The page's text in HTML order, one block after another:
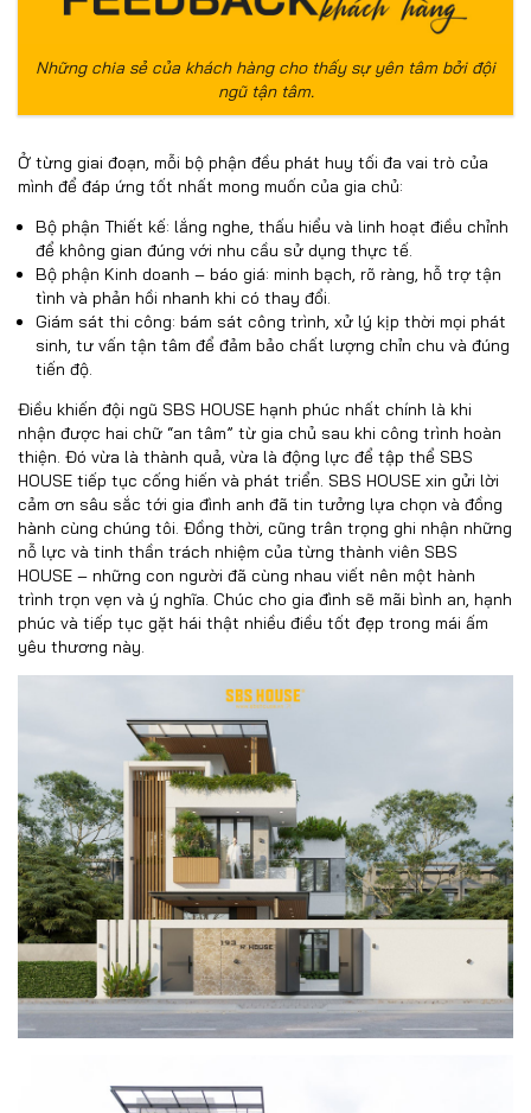
Những chia sẻ của khách hàng cho thấy sự yên tâm bởi đội
ngũ tận tâm.
Ở từng giai đoạn, mỗi bộ phận đều phát huy tối đa vai trò của
mình để đáp ứng tốt nhất mong muốn của gia chủ:
Bộ phận Thiết kế: lắng nghe, thấu hiểu và linh hoạt điều chỉnh
để không gian đúng với nhu cầu sử dụng thực tế.
Bộ phận Kinh doanh – báo giá: minh bạch, rõ ràng, hỗ trợ tận
tình và phản hồi nhanh khi có thay đổi.
Giám sát thi công: bám sát công trình, xử lý kịp thời mọi phát
sinh, tư vấn tận tâm để đảm bảo chất lượng chỉn chu và đúng
tiến độ.
Điều khiến đội ngũ SBS HOUSE hạnh phúc nhất chính là khi
nhận được hai chữ “an tâm” từ gia chủ sau khi công trình hoàn
thiện. Đó vừa là thành quả, vừa là động lực để tập thể SBS
HOUSE tiếp tục cống hiến và phát triển. SBS HOUSE xin gửi lời
cảm ơn sâu sắc tới gia đình anh đã tin tưởng lựa chọn và đồng
hành cùng chúng tôi. Đồng thời, cũng trân trọng ghi nhận những
nỗ lực và tinh thần trách nhiệm của từng thành viên SBS
HOUSE – những con người đã cùng nhau viết nên một hành
trình trọn vẹn và ý nghĩa. Chúc cho gia đình sẽ mãi bình an, hạnh
phúc và tiếp tục gặt hái thật nhiều điều tốt đẹp trong mái ấm
yêu thương này.